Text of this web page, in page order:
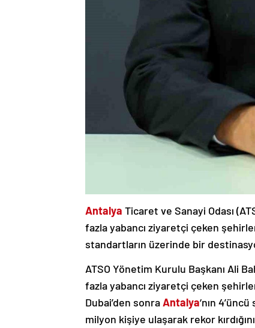
Antalya Ticaret ve Sanayi Odası
fazla yabancı ziyaretçi çeken
standartların üzerinde bir
ATSO Yönetim Kurulu Başkanı Ali
fazla yabancı ziyaretçi çeken
Dubai’den sonraAntalya‘nın
milyon kişiye ulaşarak rekor